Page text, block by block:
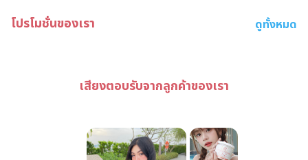
โปรโมชั่นของเรา ดูทั้งหมด
เสียงตอบรับจากลูกค้าของเรา